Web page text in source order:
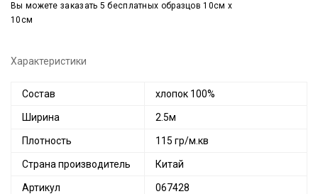
Вы можете заказать 5 бесплатных образцов 10см x
10см
Характеристики
Состав хлопок 100%
Ширина 2.5м
Плотность 115 гр/м.кв
Страна производитель Китай
Артикул 067428